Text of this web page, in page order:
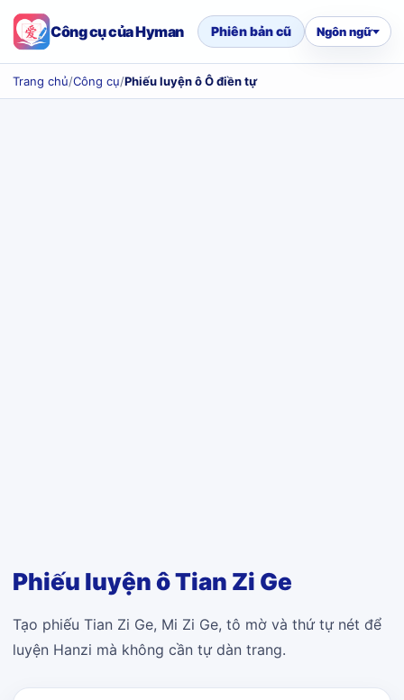
Công cụ của Hyman Phiên bản cũ Ngôn ngữ
Trang chủ/Công cụ/Phiếu luyện ô Ô điền tự
Phiếu luyện ô Tian Zi Ge
Tạo phiếu Tian Zi Ge, Mi Zi Ge, tô mờ và thứ tự nét để
luyện Hanzi mà không cần tự dàn trang.